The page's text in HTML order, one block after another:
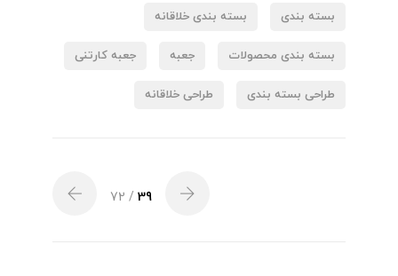
بسته بندی بسته بندی خلاقانه
بسته بندی محصولات جعبه جعبه کارتنی
طراحی بسته بندی طراحی خلاقانه
39
/ 72